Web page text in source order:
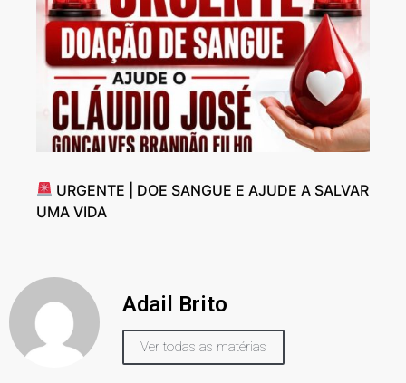
URGENTE | DOE SANGUE E AJUDE A SALVAR
UMA VIDA
Adail Brito
Ver todas as matérias